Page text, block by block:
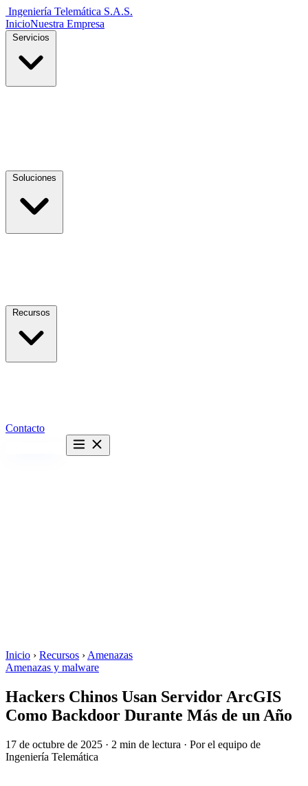
Ingeniería Telemática S.A.S.
InicioNuestra Empresa
Contacto
Inicio › Recursos › Amenazas
Amenazas y malware
Hackers Chinos Usan Servidor ArcGIS
Como Backdoor Durante Más de un Año
17 de octubre de 2025 · 2 min de lectura · Por el equipo de
Ingeniería Telemática